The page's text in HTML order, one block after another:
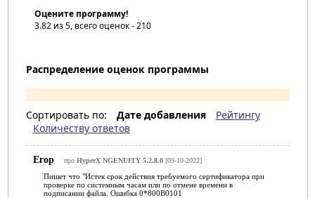
Оцените программу!
3.82из 5, всего оценок -210
Распределение оценок программы
Сортировать по: Дате добавления
Рейтингу
Количеству ответов
Егор про HyperX NGENUITY 5.2.8.0[09-10-2022]
Пишет что "Истек срок действия требуемого сертификатора при
проверке по системным часам или по отмене времени в
подписании файла. Ошибка 0*800B0101